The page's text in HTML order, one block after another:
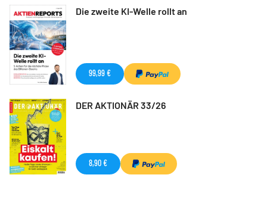
Die zweite KI-Welle rollt an
99,99 €
DER AKTIONÄR 33/26
8,90 €